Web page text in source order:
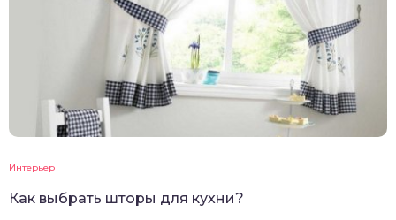
Интерьер
Как выбрать шторы для кухни?